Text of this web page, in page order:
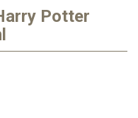
Potter